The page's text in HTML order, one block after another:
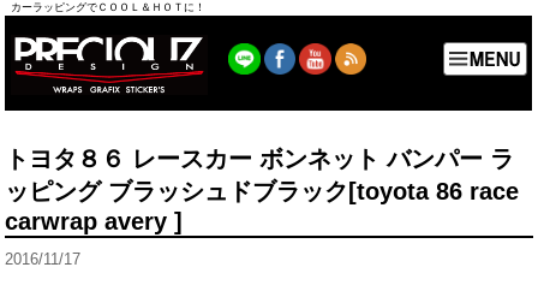
カーラッピングでＣＯＯＬ＆ＨＯＴに！
トヨタ８６ レースカー ボンネット バンパー ラ
ッピング ブラッシュドブラック[toyota 86 race
carwrap avery ]
2016/11/17